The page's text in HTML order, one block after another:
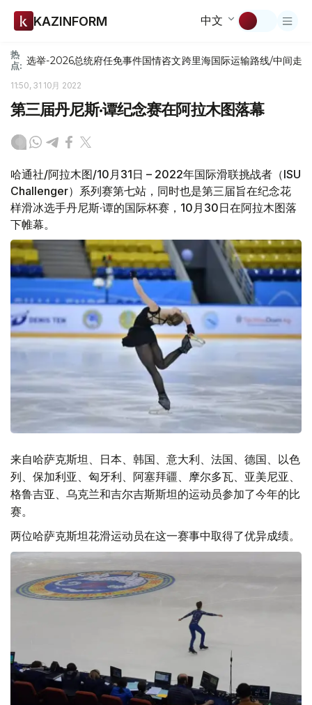
KAZINFORM 中文
热
点: 选举-2026总统府任免事件国情咨文跨里海国际运输路线/中间走廊
11:50, 31 10月 2022
第三届丹尼斯·谭纪念赛在阿拉木图落幕
哈通社/阿拉木图/10月31日 – 2022年国际滑联挑战者（ISU
Challenger）系列赛第七站，同时也是第三届旨在纪念花
样滑冰选手丹尼斯·谭的国际杯赛，10月30日在阿拉木图落
下帷幕。
来自哈萨克斯坦、日本、韩国、意大利、法国、德国、以色
列、保加利亚、匈牙利、阿塞拜疆、摩尔多瓦、亚美尼亚、
格鲁吉亚、乌克兰和吉尔吉斯斯坦的运动员参加了今年的比
赛。
两位哈萨克斯坦花滑运动员在这一赛事中取得了优异成绩。